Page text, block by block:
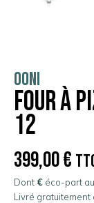
OONI
Four à
12
399,00€
Dont € éco-part
Livré gratuitement